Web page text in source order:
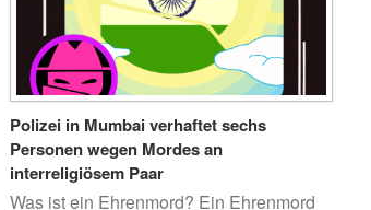
Polizei in Mumbai verhaftet sechs
Personen wegen Mordes an
interreligiösem Paar
Was ist ein Ehrenmord? Ein Ehrenmord